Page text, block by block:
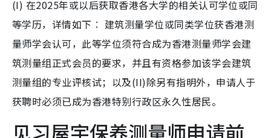
(I) 在2025年或以后获取香港各大学的相关认可学位或同
等学历，详情如下︰ 建筑测量学位或同类学位获香港测
量师学会认可，此等学位须符合成为香港测量师学会建
筑测量组正式会员的要求，并且有资格参加该学会建筑
测量组的专业评核试；以及(II)除另有指明外，申请人于
获聘时必须已成为香港特别行政区永久性居民。
见习屋宇保养测量师申请前